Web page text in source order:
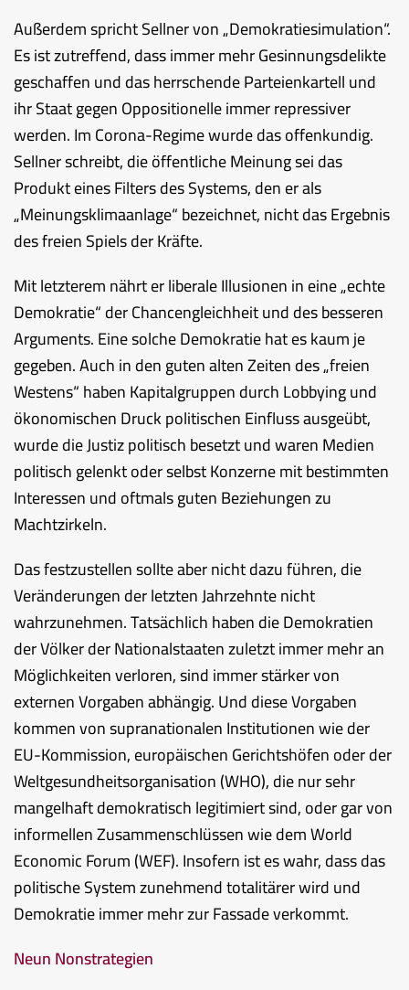
Außerdem spricht Sellner von „Demokratiesimulation“.
Es ist zutreffend, dass immer mehr Gesinnungsdelikte
geschaffen und das herrschende Parteienkartell und
ihr Staat gegen Oppositionelle immer repressiver
werden. Im Corona-Regime wurde das offenkundig.
Sellner schreibt, die öffentliche Meinung sei das
Produkt eines Filters des Systems, den er als
„Meinungsklimaanlage“ bezeichnet, nicht das Ergebnis
des freien Spiels der Kräfte.
Mit letzterem nährt er liberale Illusionen in eine „echte
Demokratie“ der Chancengleichheit und des besseren
Arguments. Eine solche Demokratie hat es kaum je
gegeben. Auch in den guten alten Zeiten des „freien
Westens“ haben Kapitalgruppen durch Lobbying und
ökonomischen Druck politischen Einfluss ausgeübt,
wurde die Justiz politisch besetzt und waren Medien
politisch gelenkt oder selbst Konzerne mit bestimmten
Interessen und oftmals guten Beziehungen zu
Machtzirkeln.
Das festzustellen sollte aber nicht dazu führen, die
Veränderungen der letzten Jahrzehnte nicht
wahrzunehmen. Tatsächlich haben die Demokratien
der Völker der Nationalstaaten zuletzt immer mehr an
Möglichkeiten verloren, sind immer stärker von
externen Vorgaben abhängig. Und diese Vorgaben
kommen von supranationalen Institutionen wie der
EU-Kommission, europäischen Gerichtshöfen oder der
Weltgesundheitsorganisation (WHO), die nur sehr
mangelhaft demokratisch legitimiert sind, oder gar von
informellen Zusammenschlüssen wie dem World
Economic Forum (WEF). Insofern ist es wahr, dass das
politische System zunehmend totalitärer wird und
Demokratie immer mehr zur Fassade verkommt.
Neun Nonstrategien